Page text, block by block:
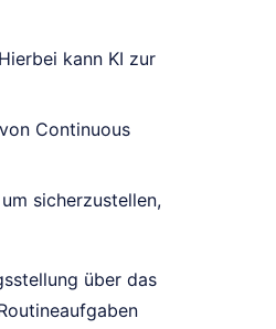
kann KI zur
Continuous
sicherzustellen,
über das